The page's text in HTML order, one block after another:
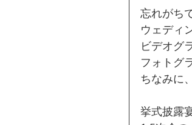
忘れがち
ウェディ
ビデオグ
フォトグ
ちなみに
挙式披露